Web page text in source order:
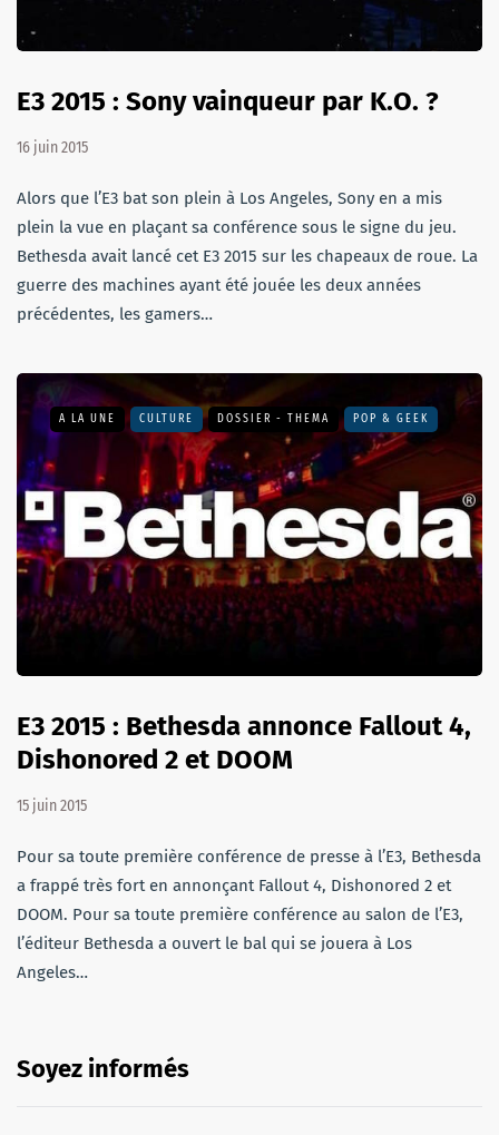
E3 2015 : Sony vainqueur par K.O. ?
16 juin 2015
Alors que l’E3 bat son plein à Los Angeles, Sony en a mis
plein la vue en plaçant sa conférence sous le signe du jeu.
Bethesda avait lancé cet E3 2015 sur les chapeaux de roue. La
guerre des machines ayant été jouée les deux années
précédentes, les gamers…
A LA UNE CULTURE DOSSIER - THEMA POP & GEEK
E3 2015 : Bethesda annonce Fallout 4,
Dishonored 2 et DOOM
15 juin 2015
Pour sa toute première conférence de presse à l’E3, Bethesda
a frappé très fort en annonçant Fallout 4, Dishonored 2 et
DOOM. Pour sa toute première conférence au salon de l’E3,
l’éditeur Bethesda a ouvert le bal qui se jouera à Los
Angeles…
Soyez informés